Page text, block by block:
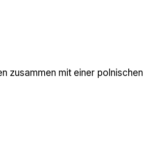
zusammen mit einer polnischen